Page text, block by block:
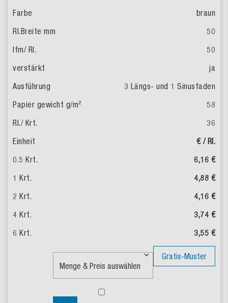
braun
50
50
ja
3 Längs- und 1 Sinusfaden
58
36
€ / Rl.
6,16 €
4,88 €
4,16 €
3,74 €
3,55 €
Gratis-Muster